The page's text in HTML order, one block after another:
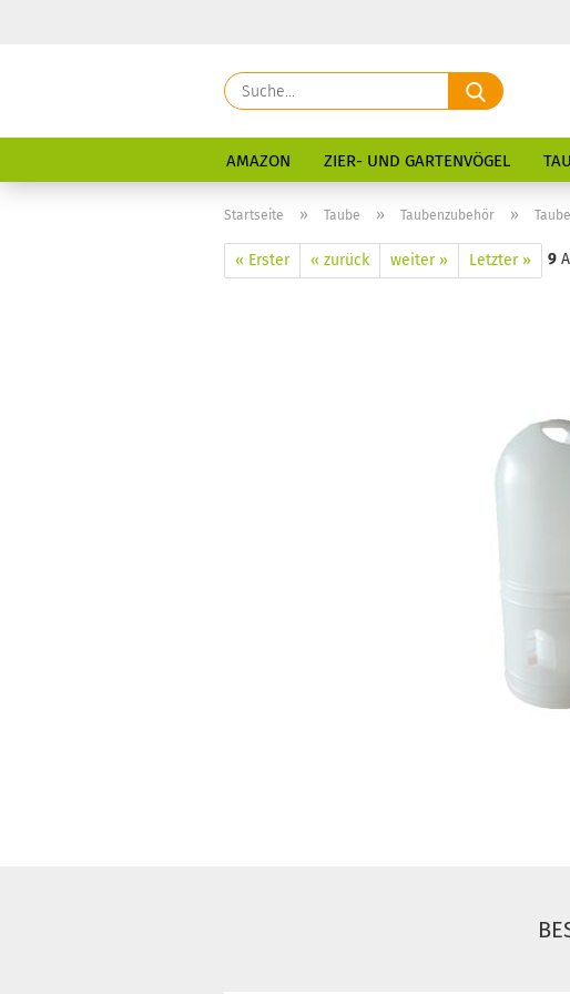
Suche...
AMAZON ZIER- UND GARTENVÖGEL
Startseite » Taube » Taubenzubehör »
« Erster « zurück weiter » Letzter » 9